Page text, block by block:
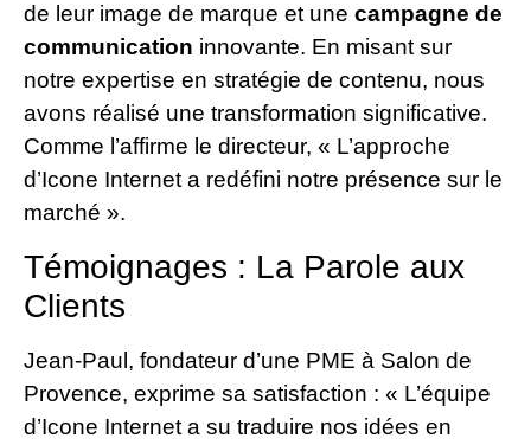
de leur image de marque et une campagne de
communication innovante. En misant sur
notre expertise en stratégie de contenu, nous
avons réalisé une transformation significative.
Comme l’affirme le directeur, « L’approche
d’Icone Internet a redéfini notre présence sur le
marché ».
Témoignages : La Parole aux
Clients
Jean-Paul, fondateur d’une PME à Salon de
Provence, exprime sa satisfaction : « L’équipe
d’Icone Internet a su traduire nos idées en